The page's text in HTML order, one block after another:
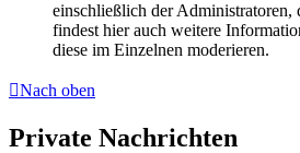
einschließlich der Administratoren,
findest hier auch weitere
diese im Einzelnen moderieren.
Nach oben
Private Nachrichten